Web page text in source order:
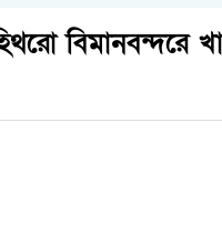
বিমানবন্দরে